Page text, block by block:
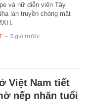
và nữ diễn viên Tây
lan truyền chóng mặt
- 5 giờ trước
Việt Nam tiết
nếp nhăn tuổi